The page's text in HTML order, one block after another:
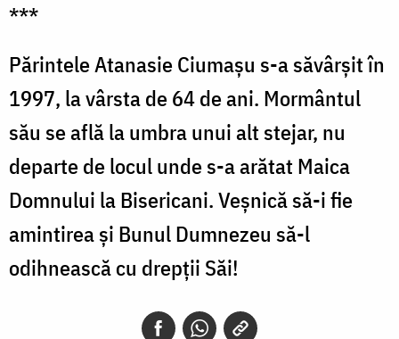
***
Părintele Atanasie Ciumașu s-a săvârșit în
1997, la vârsta de 64 de ani. Mormântul
său se află la umbra unui alt stejar, nu
departe de locul unde s-a arătat Maica
Domnului la Bisericani. Veșnică să-i fie
amintirea și Bunul Dumnezeu să-l
odihnească cu drepții Săi!